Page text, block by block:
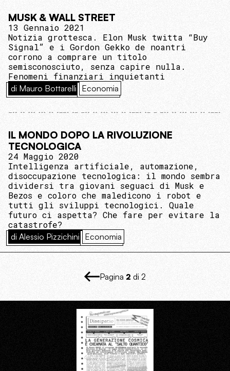
MUSK & WALL STREET
13 Gennaio 2021
Notizia grottesca. Elon Musk twitta “Buy
Signal” e i Gordon Gekko de noantri
corrono a comprare un titolo
semisconosciuto, senza capire nulla.
Fenomeni finanziari inquietanti
di Mauro Bottarelli Economia
IL MONDO DOPO LA RIVOLUZIONE
TECNOLOGICA
24 Maggio 2020
Intelligenza artificiale, automazione,
disoccupazione tecnologica: il mondo sembra
dividersi tra giovani seguaci di Musk e
Bezos e coloro che maledicono i robot e
tutti gli sviluppi tecnologici. Quale
futuro ci aspetta? Che fare per evitare la
catastrofe?
di Alessio Pizzichini Economia
Pagina 2 di 2